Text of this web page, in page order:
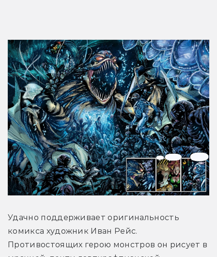
Удачно поддерживает оригинальность
комикса художник Иван Рейс.
Противостоящих герою монстров он рисует в